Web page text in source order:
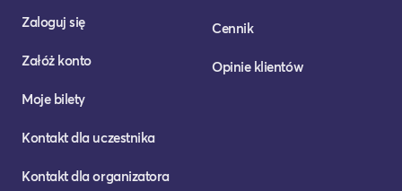
Zaloguj się
Załóż konto
Moje bilety
Kontakt dla uczestnika
Kontakt dla organizatora
Cennik
Opinie klientów